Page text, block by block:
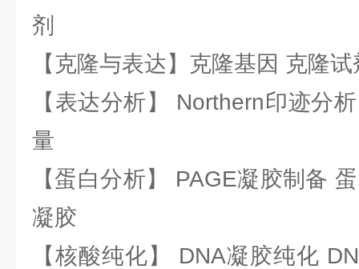
剂
【克隆与表达】克隆基因 克隆
【表达分析】 Northern印迹分
量
【蛋白分析】 PAGE凝胶制备
凝胶
【核酸纯化】 DNA凝胶纯化